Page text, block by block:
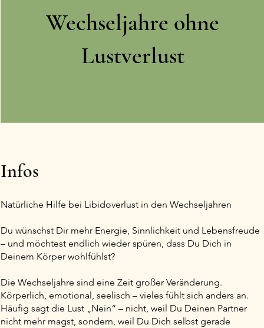
Wechseljahre ohne
Lustverlust
Infos
Natürliche Hilfe bei Libidoverlust in den Wechseljahren
Du wünschst Dir mehr Energie, Sinnlichkeit und Lebensfreude
– und möchtest endlich wieder spüren, dass Du Dich in
Deinem Körper wohlfühlst?
Die Wechseljahre sind eine Zeit großer Veränderung.
Körperlich, emotional, seelisch – vieles fühlt sich anders an.
Häufig sagt die Lust „Nein“ – nicht, weil Du Deinen Partner
nicht mehr magst, sondern, weil Du Dich selbst gerade